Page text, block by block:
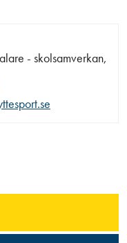
- skolsamverkan,